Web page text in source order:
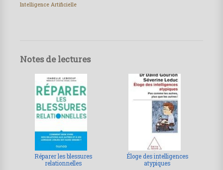
Intelligence Artificielle
Notes de lectures
Réparer les blessures
relationnelles
Éloge des intelligences
atypiques